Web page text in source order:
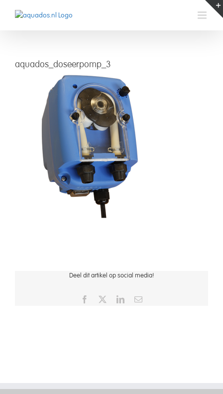
aquados_doseerpomp_3
Deel dit artikel op social media!
Facebook LinkedInEmail